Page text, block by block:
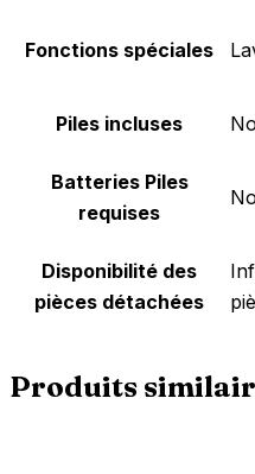
Fonctions spéciales
Piles incluses
Batteries Piles
requises
Disponibilité des
pièces détachées
Produits